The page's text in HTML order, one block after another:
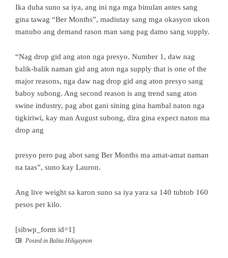
Ika duha suno sa iya, ang ini nga mga binulan antes sang
gina tawag “Ber Months”, madiutay sang mga okasyon ukon
manubo ang demand rason man sang pag damo sang supply.
“Nag drop gid ang aton nga presyo. Number 1, daw nag
balik-balik naman gid ang aton nga supply that is one of the
major reasons, nga daw nag drop gid ang aton presyo sang
baboy subong. Ang second reason is ang trend sang aton
swine industry, pag abot gani sining gina hambal naton nga
tigkiriwi, kay man August subong, dira gina expect naton ma
drop ang
presyo pero pag abot sang Ber Months ma amat-amat naman
na taas”, suno kay Lauron.
Ang live weight sa karon suno sa iya yara sa 140 tubtob 160
pesos per kilo.
[sibwp_form id=1]
Posted in Balita Hiligaynon